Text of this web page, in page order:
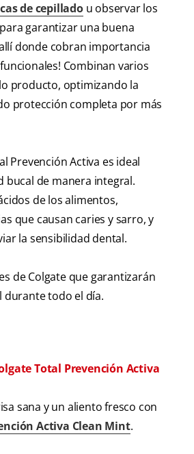
de cepilladou observar los
garantizar una buena
allí donde cobran importancia
Combinan varios
producto, optimizando la
protección completa por más
Prevención Activa es ideal
bucal de manera integral.
de los alimentos,
que causan caries y sarro, y
la sensibilidad dental.
de Colgate que garantizarán
durante todo el día.
Total Prevención Activa
sana y un aliento fresco con
Activa Clean Mint.